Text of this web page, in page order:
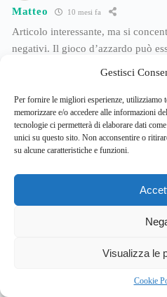
Gestisci
Per fornire le migliori esperienze, utilizziamo
memorizzare e/o accedere alle informazioni
tecnologie ci permetterà di elaborare dati
unici su questo sito. Non acconsentire o
su alcune caratteristiche e funzioni.
Visualizza le
Cookie
Matteo 10 mesi fa
Articolo interessante, ma si
negativi. Il gioco d’azzardo può
Silvia 10 mesi fa